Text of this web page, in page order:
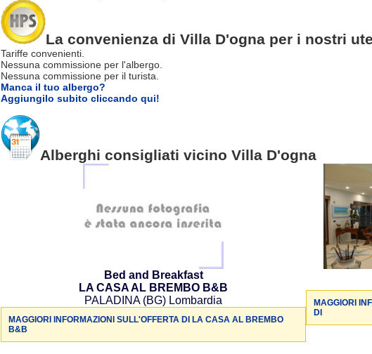
La convenienza di Villa D'ogna per i nostri
Tariffe convenienti.
Nessuna commissione per l'albergo.
Nessuna commissione per il turista.
Manca il tuo albergo?
Aggiungilo subito cliccando qui!
Alberghi consigliati vicino Villa D'ogna
Bed and Breakfast
LA CASA AL BREMBO B&B
PALADINA (BG) Lombardia
MAGGIORI INFORMAZIONI SULL'OFFERTA DI LA CASA AL BREMBO
B&B
MAGGIORI
DI